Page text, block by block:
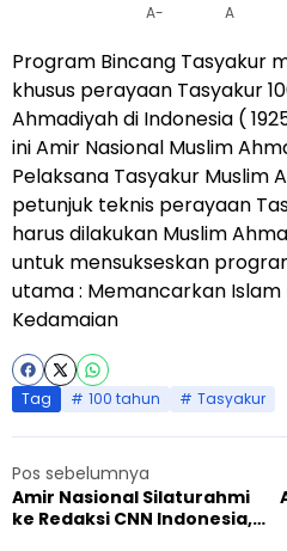
A- A
Program Bincang Tasyakur
khusus perayaan Tasyakur
Ahmadiyah di Indonesia (
ini Amir Nasional Muslim
Pelaksana Tasyakur Muslim
petunjuk teknis perayaan
harus dilakukan Muslim
untuk mensukseskan
utama : Memancarkan Islam
Kedamaian
Tag 100 tahun Tasyakur
Pos sebelumnya
Amir Nasional Silaturahmi
ke Redaksi CNN Indonesia,